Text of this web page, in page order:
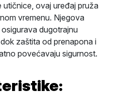
ovaj uređaj pruža
vremenu. Njegova
dugotrajnu
zaštita od prenapona i
povećavaju sigurnost.